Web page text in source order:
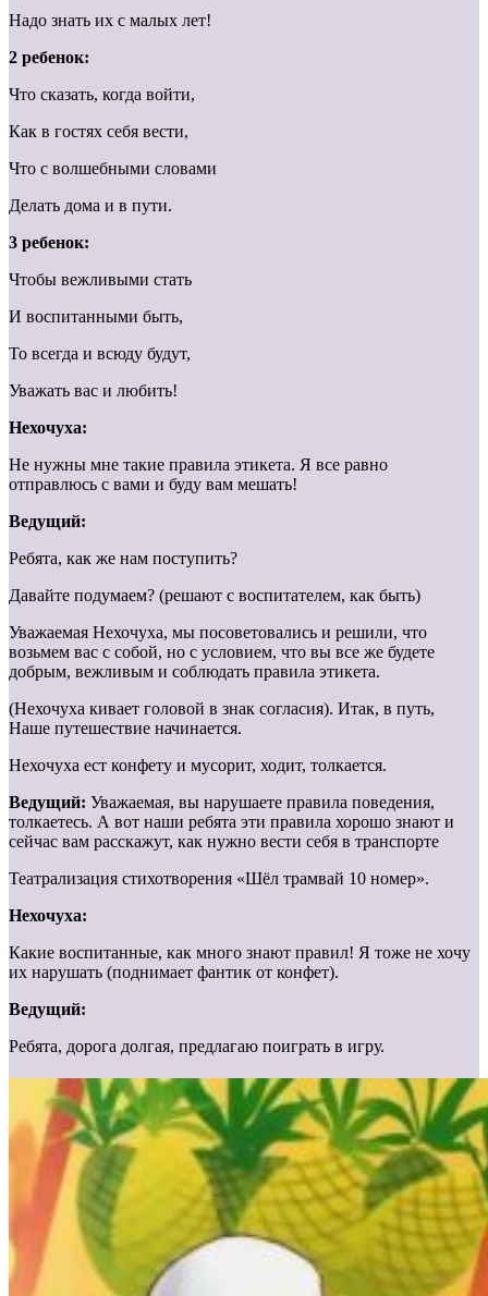
Надо знать их с малых лет!
2 ребенок:
Что сказать, когда войти,
Как в гостях себя вести,
Что с волшебными словами
Делать дома и в пути.
3 ребенок:
Чтобы вежливыми стать
И воспитанными быть,
То всегда и всюду будут,
Уважать вас и любить!
Нехочуха:
Не нужны мне такие правила этикета. Я все равно
отправлюсь с вами и буду вам мешать!
Ведущий:
Ребята, как же нам поступить?
Давайте подумаем? (решают с воспитателем, как быть)
Уважаемая Нехочуха, мы посоветовались и решили, что
возьмем вас с собой, но с условием, что вы все же будете
добрым, вежливым и соблюдать правила этикета.
(Нехочуха кивает головой в знак согласия). Итак, в путь,
Наше путешествие начинается.
Нехочуха ест конфету и мусорит, ходит, толкается.
Ведущий: Уважаемая, вы нарушаете правила поведения,
толкаетесь. А вот наши ребята эти правила хорошо знают и
сейчас вам расскажут, как нужно вести себя в транспорте
Театрализация стихотворения «Шёл трамвай 10 номер».
Нехочуха:
Какие воспитанные, как много знают правил! Я тоже не хочу
их нарушать (поднимает фантик от конфет).
Ведущий:
Ребята, дорога долгая, предлагаю поиграть в игру.